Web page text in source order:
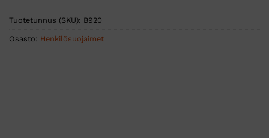
Tuotetunnus (SKU): B920
Osasto: Henkilösuojaimet